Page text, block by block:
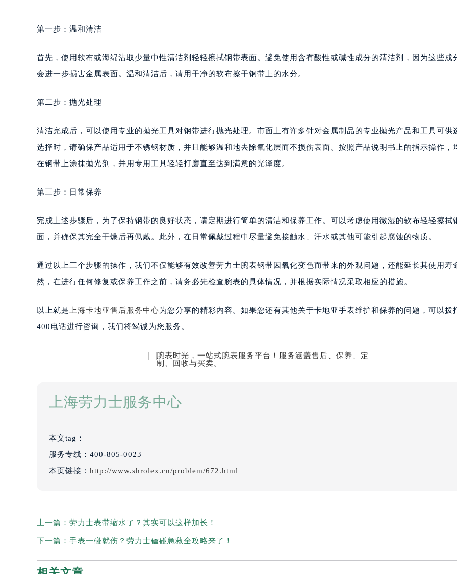
第一步：温和清洁
首先，使用软布或海绵沾取少量中性清洁剂轻轻擦拭钢带表面。避免使用含有酸性或碱性成分的清洁剂，因为这些成
会进一步损害金属表面。温和清洁后，请用干净的软布擦干钢带上的水分。
第二步：抛光处理
清洁完成后，可以使用专业的抛光工具对钢带进行抛光处理。市面上有许多针对金属制品的专业抛光产品和工具可供
选择时，请确保产品适用于不锈钢材质，并且能够温和地去除氧化层而不损伤表面。按照产品说明书上的指示操作，
在钢带上涂抹抛光剂，并用专用工具轻轻打磨直至达到满意的光泽度。
第三步：日常保养
完成上述步骤后，为了保持钢带的良好状态，请定期进行简单的清洁和保养工作。可以考虑使用微湿的软布轻轻擦拭
面，并确保其完全干燥后再佩戴。此外，在日常佩戴过程中尽量避免接触水、汗水或其他可能引起腐蚀的物质。
通过以上三个步骤的操作，我们不仅能够有效改善劳力士腕表钢带因氧化变色而带来的外观问题，还能延长其使用寿
然，在进行任何修复或保养工作之前，请务必先检查腕表的具体情况，并根据实际情况采取相应的措施。
以上就是 上海卡地亚售后服务中心为您分享的精彩内容。如果您还有其他关于卡地亚手表维护和保养的问题，可以拨
400电话进行咨询，我们将竭诚为您服务。
上海劳力士服务中心
本文tag：
服务专线： 400-805-0023
本页链接： http://www.shrolex.cn/problem/672.html
上一篇： 劳力士表带缩水了？其实可以这样加长！
下一篇： 手表一碰就伤？劳力士磕碰急救全攻略来了！